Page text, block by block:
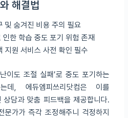
해결법
및 숨겨진 비용 주의 필요
인한 학습 중도 포기 위험 존재
지원 서비스 사전 확인 필수
이도 조절 실패’로 중도 포기하는
데, 에듀엠피쓰리닷컴은 이를
상담과 맞춤 피드백을 제공합니다.
문가가 즉각 조정해주니 걱정하지